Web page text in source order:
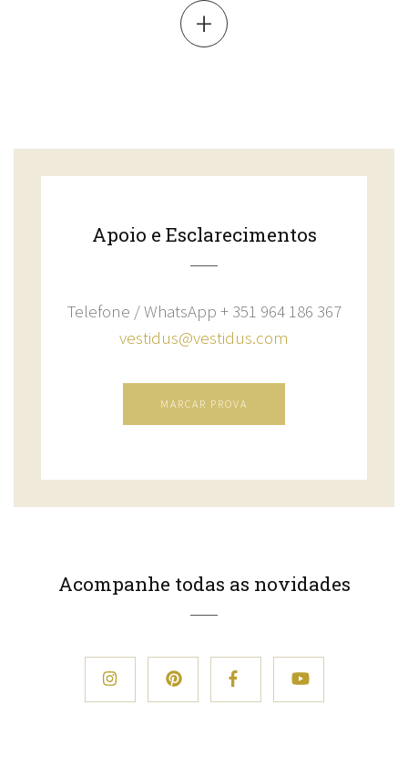
+
Apoio e Esclarecimentos
Telefone / WhatsApp + 351 964 186 367
vestidus@vestidus.com
MARCAR PROVA
Acompanhe todas as novidades